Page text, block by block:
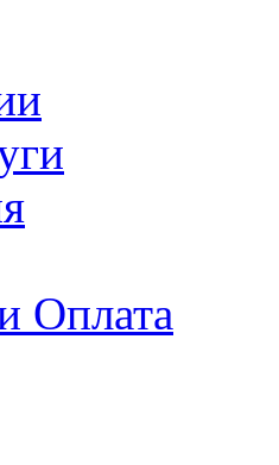
Оплата